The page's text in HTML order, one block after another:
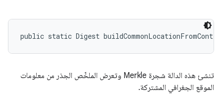
public static Digest
تنشئ هذه الدالة شجرة Merkle وتعرض الملخّص الجذر من معلومات
الموقع الجغرافي المشتركة.